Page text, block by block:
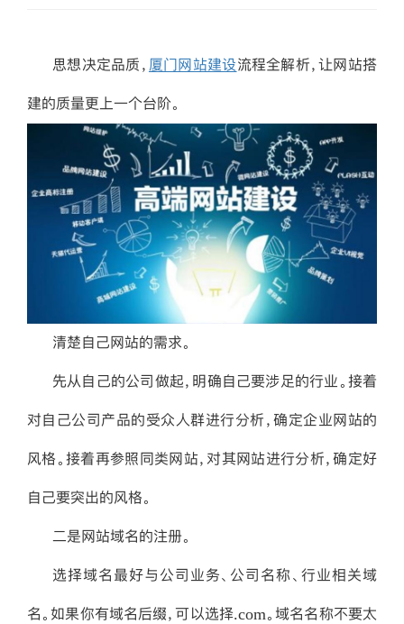
思想决定品质， 厦门网站建设流程全解析，让网站搭
建的质量更上一个台阶。
清楚自己网站的需求。
先从自己的公司做起，明确自己要涉足的行业。接着
对自己公司产品的受众人群进行分析，确定企业网站的
风格。接着再参照同类网站，对其网站进行分析，确定好
自己要突出的风格。
二是网站域名的注册。
选择域名最好与公司业务、公司名称、行业相关域
名。如果你有域名后缀，可以选择.com。域名名称不要太